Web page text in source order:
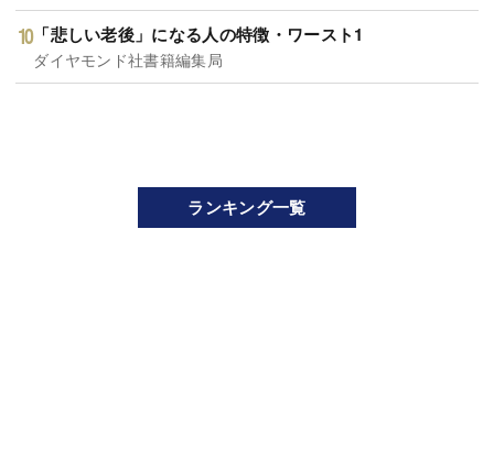
「悲しい老後」になる人の特徴・ワースト1
ダイヤモンド社書籍編集局
ランキング一覧